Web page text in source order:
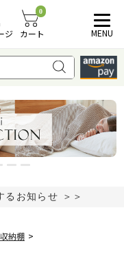
ジ
0
カート MENU
るお知らせ ＞＞
納棚 >